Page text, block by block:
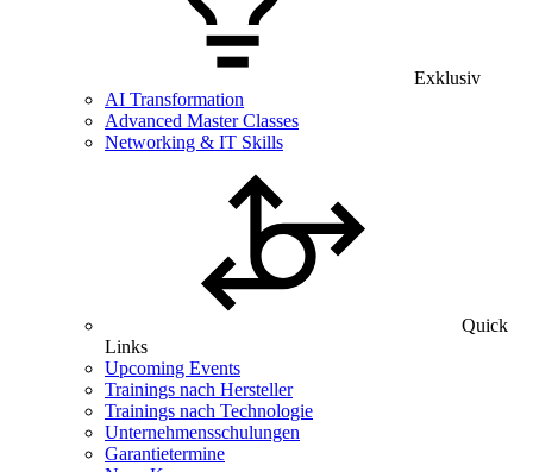
Exklusiv
AI Transformation
Advanced Master Classes
Networking & IT Skills
Quick
Links
Upcoming Events
Trainings nach Hersteller
Trainings nach Technologie
Unternehmensschulungen
Garantietermine